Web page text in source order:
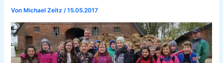
Von Michael Zeitz/15.05.2017